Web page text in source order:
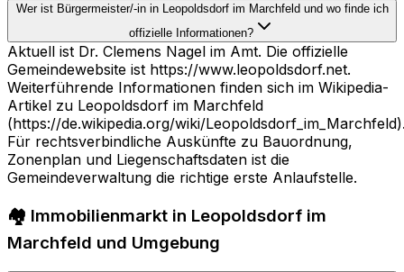
Wer ist Bürgermeister/-in in Leopoldsdorf im Marchfeld und wo finde ich
offizielle Informationen?
Aktuell ist Dr. Clemens Nagel im Amt. Die offizielle
Gemeindewebsite ist https://www.leopoldsdorf.net.
Weiterführende Informationen finden sich im Wikipedia-
Artikel zu Leopoldsdorf im Marchfeld
(https://de.wikipedia.org/wiki/
Für rechtsverbindliche Auskünfte zu Bauordnung,
Zonenplan und Liegenschaftsdaten ist die
Gemeindeverwaltung die richtige erste Anlaufstelle.
🏘️ Immobilienmarkt in Leopoldsdorf im
Marchfeld und Umgebung